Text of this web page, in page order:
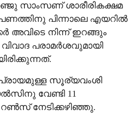
സാംസണ് ശാരീരികക്ഷമ
പിന്നാലെ എയറിൽ
അവിടെ നിന്ന് ഇറങ്ങും
പരാമർശവുമായി
സൂര്യവംശി
വേണ്ടി 11
റൺസ് നേടിക്കഴിഞ്ഞു.